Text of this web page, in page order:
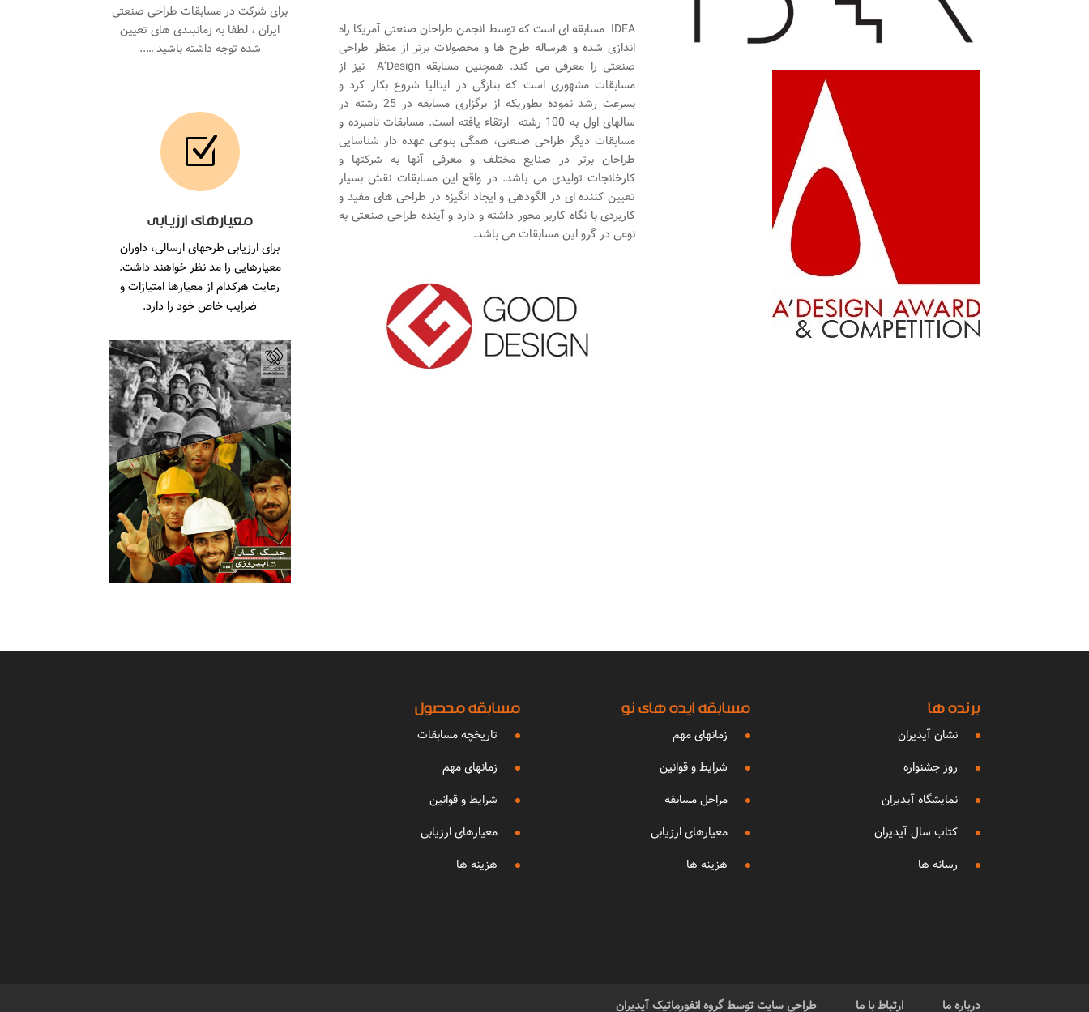
IDEA مسابقه ای است که توسط انجمن طراحان صنعتی آمریکا راه
اندازی شده و هرساله طرح ها و محصولات برتر از منظر طراحی
صنعتی را معرفی می کند. همچنین مسابقه A’Design نیز از
مسابقات مشهوری است که بتازگی در ایتالیا شروع بکار کرد و
بسرعت رشد نموده بطوریکه از برگزاری مسابقه در 25 رشته در
سالهای اول به 100 رشته ارتقاء یافته است. مسابقات نامبرده و
مسابقات دیگر طراحی صنعتی، همگی بنوعی عهده دار شناسایی
طراحان برتر در صنایع مختلف و معرفی آنها به شرکتها و
کارخانجات تولیدی می باشد. در واقع این مسابقات نقش بسیار
تعیین کننده ای در الگودهی و ایجاد انگیزه در طراحی های مفید و
کاربردی با نگاه کاربر محور داشته و دارد و آینده طراحی صنعتی به
نوعی در گرو این مسابقات می باشد.
برای شرکت در مسابقات طراحی صنعتی
ایران ، لطفا به زمانبندی های تعیین
شده توجه داشته باشید …..
Z
معیارهای ارزیابی
برای ارزیابی طرحهای ارسالی، داوران
معیارهایی را مد نظر خواهند داشت.
رعایت هرکدام از معیارها امتیازات و
ضرایب خاص خود را دارد.
برنده ها
نشان آیدیران
روز جشنواره
نمایشگاه آیدیران
کتاب سال آیدیران
رسانه ها
مسابقه ایده های نو
زمانهای مهم
شرایط و قوانین
مراحل مسابقه
معیارهای ارزیابی
هزینه ها
مسابقه محصول
تاریخچه مسابقات
زمانهای مهم
شرایط و قوانین
معیارهای ارزیابی
هزینه ها
درباره ما ارتباط با ما طراحی سایت توسط گروه انفورماتیک آیدیران